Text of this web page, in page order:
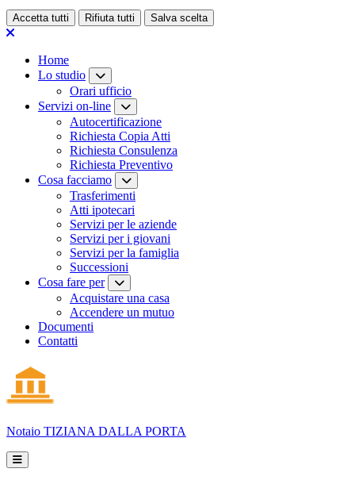
Accetta tutti Rifiuta tutti Salva scelta
Loading...
Home
Lo studio
Orari ufficio
Servizi on-line
Autocertificazione
Richiesta Copia Atti
Richiesta Consulenza
Richiesta Preventivo
Cosa facciamo
Trasferimenti
Atti ipotecari
Servizi per le aziende
Servizi per i giovani
Servizi per la famiglia
Successioni
Cosa fare per
Acquistare una casa
Accendere un mutuo
Documenti
Contatti
Notaio TIZIANA DALLA PORTA